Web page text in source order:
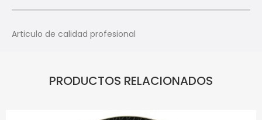
Articulo de calidad profesional
PRODUCTOS RELACIONADOS